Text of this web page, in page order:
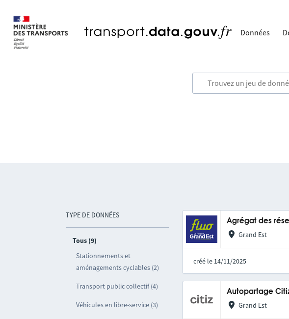
Données
TYPE DE DONNÉES
Tous (9)
Stationnements et
aménagements cyclables (2)
Transport public collectif (4)
Véhicules en libre-service (3)
Agrégat des
Grand Est
créé le 14/11/2025
Autopartage
Grand Est